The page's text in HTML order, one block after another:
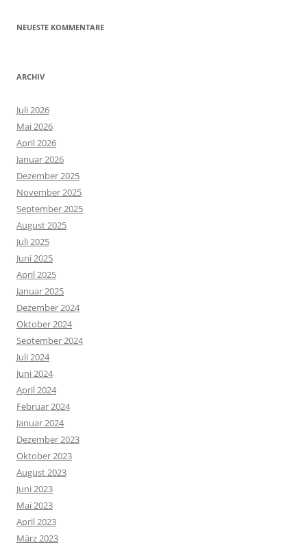
NEUESTE KOMMENTARE
ARCHIV
Juli 2026
Mai 2026
April 2026
Januar 2026
Dezember 2025
November 2025
September 2025
August 2025
Juli 2025
Juni 2025
April 2025
Januar 2025
Dezember 2024
Oktober 2024
September 2024
Juli 2024
Juni 2024
April 2024
Februar 2024
Januar 2024
Dezember 2023
Oktober 2023
August 2023
Juni 2023
Mai 2023
April 2023
März 2023